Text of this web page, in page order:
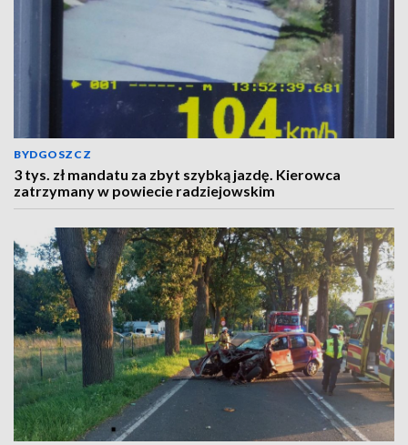
BYDGOSZCZ
3 tys. zł mandatu za zbyt szybką jazdę. Kierowca
zatrzymany w powiecie radziejowskim